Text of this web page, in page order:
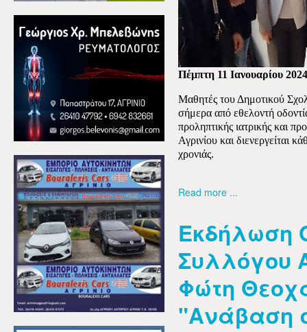
Πέμπτη 11 Ιανουαρίου 2024
Μαθητές του Δημοτικού
σήμερα από εθελοντή
προληπτικής ιατρικής και
Αγρινίου και διενεργείται
χρονιάς.
Read more ...
Εκδήλωση
Συλλόγου
Φώτη
"Ανάβαση